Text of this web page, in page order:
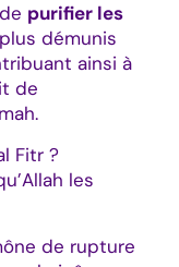
purifier les
démunis
ainsi à
de
Fitr ?
les